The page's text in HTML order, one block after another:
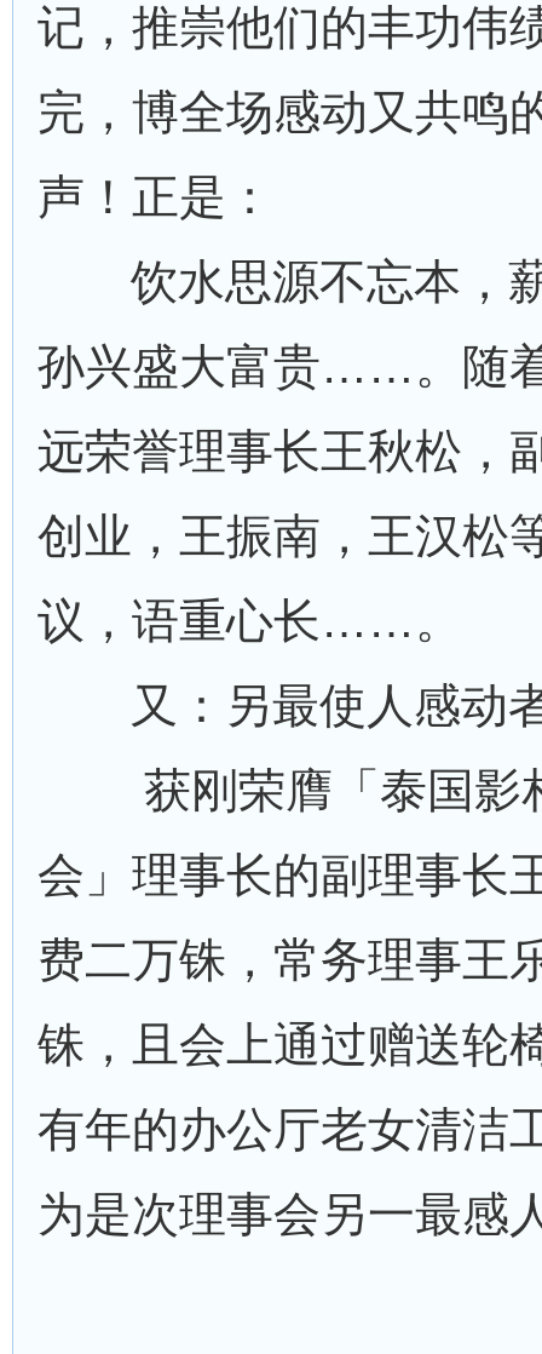
记，推崇他们的丰功
完，博全场感动又共鸣
声！正是：
饮水思源不忘本，
孙兴盛大富贵……。随
远荣誉理事长王秋松，
创业，王振南，王汉松
议，语重心长……。
又：另最使人感动
获刚荣膺「泰国影
会」理事长的副理事长
费二万铢，常务理事王
铢，且会上通过赠送轮
有年的办公厅老女清洁
为是次理事会另一最